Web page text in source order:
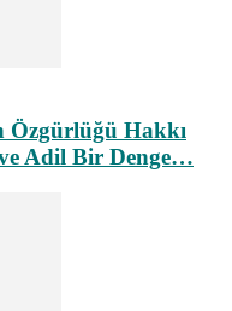
Özgürlüğü Hakkı
Adil Bir Denge…